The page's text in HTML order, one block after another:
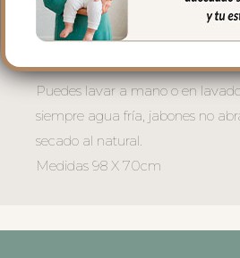
piqué de algodón y por el otro
elegir en piqué de algodón o en
liso.
Puedes lavar a mano o en
siempre agua fría, jabones no
secado al natural.
Medidas 98 X 70cm